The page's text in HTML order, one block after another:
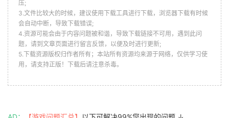
压;
3.文件比较大的时候，建议使用下载工具进行下载，浏览器下载有时候
会自动中断，导致下载错误;
4.资源可能会由于内容问题被和谐，导致下载链接不可用，遇到此问
题，请到文章页面进行留言反馈，以便及时进行更新;
5.下载资源版权归作者所有；本站所有资源均来源于网络，仅供学习使
用，请支持正版！下载后请注意杀毒。